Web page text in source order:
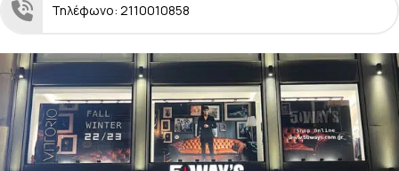
Τηλέφωνο: 2110010858